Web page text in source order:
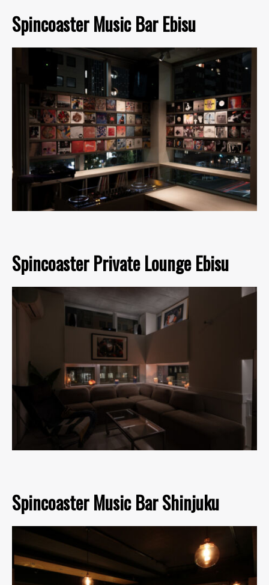
Spincoaster Music Bar Ebisu
Spincoaster Private Lounge Ebisu
Spincoaster Music Bar Shinjuku